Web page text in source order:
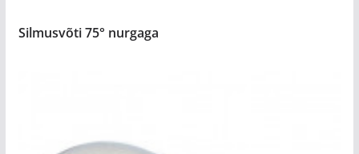
Silmusvõti 75° nurgaga